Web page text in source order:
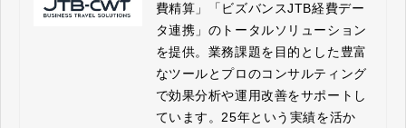
費精算」「ビズバンスJTB経費デー
タ連携」のトータルソリューション
を提供。業務課題を目的とした豊富
なツールとプロのコンサルティング
で効果分析や運用改善をサポートし
ています。25年という実績を活か